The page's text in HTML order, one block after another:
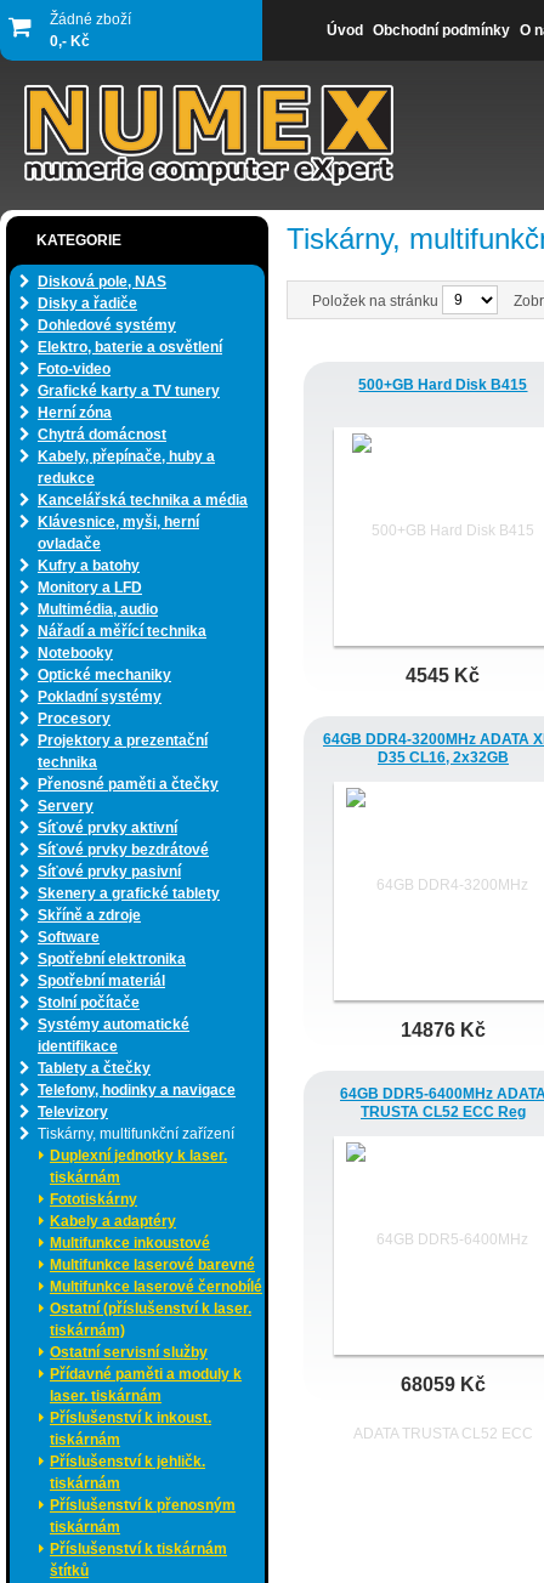
Žádné zboží
0,- Kč
Úvod Obchodní podmínky O
KATEGORIE
Disková pole, NAS
Disky a řadiče
Dohledové systémy
Elektro, baterie a osvětlení
Foto-video
Grafické karty a TV tunery
Herní zóna
Chytrá domácnost
Kabely, přepínače, huby a
redukce
Kancelářská technika a média
Klávesnice, myši, herní
ovladače
Kufry a batohy
Monitory a LFD
Multimédia, audio
Nářadí a měřící technika
Notebooky
Optické mechaniky
Pokladní systémy
Procesory
Projektory a prezentační
technika
Přenosné paměti a čtečky
Servery
Síťové prvky aktivní
Síťové prvky bezdrátové
Síťové prvky pasivní
Skenery a grafické tablety
Skříně a zdroje
Software
Spotřební elektronika
Spotřební materiál
Stolní počítače
Systémy automatické
identifikace
Tablety a čtečky
Telefony, hodinky a navigace
Televizory
Tiskárny, multifunkční zařízení
Duplexní jednotky k laser.
tiskárnám
Fototiskárny
Kabely a adaptéry
Multifunkce inkoustové
Multifunkce laserové barevné
Multifunkce laserové černobílé
Ostatní (příslušenství k laser.
tiskárnám)
Ostatní servisní služby
Přídavné paměti a moduly k
laser. tiskárnám
Příslušenství k inkoust.
tiskárnám
Příslušenství k jehličk.
tiskárnám
Příslušenství k přenosným
tiskárnám
Příslušenství k tiskárnám
štítků
Tiskárny,
Položek na stránku
500+GB Hard Disk B415
4545 Kč
64GB DDR4-3200MHz ADATA
D35 CL16, 2x32GB
14876 Kč
64GB DDR5-6400MHz
TRUSTA CL52 ECC Reg
68059 Kč